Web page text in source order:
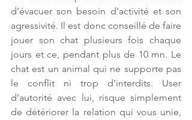
d’évacuer son besoin d’activité et son
agressivité. Il est donc conseillé de faire
jouer son chat plusieurs fois chaque
jours et ce, pendant plus de 10 mn. Le
chat est un animal qui ne supporte pas
le conflit ni trop d’interdits. User
d’autorité avec lui, risque simplement
de détériorer la relation qui vous unie,